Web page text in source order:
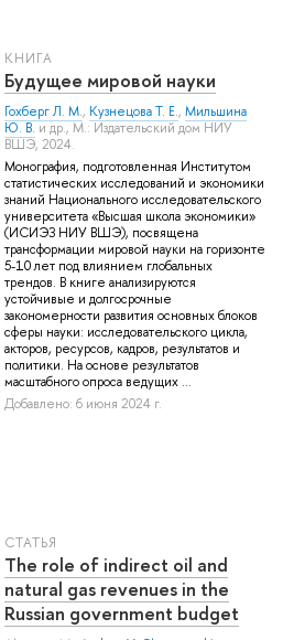
КНИГА
Будущее мировой науки
Гохберг Л. М., Кузнецова Т. Е., Мильшина
Ю. В. и др., М.: Издательский дом НИУ
ВШЭ, 2024.
Монография, подготовленная Институтом
статистических исследований и экономики
знаний Национального исследовательского
университета «Высшая школа экономики»
(ИСИЭЗ НИУ ВШЭ), посвящена
трансформации мировой науки на горизонте
5-10 лет под влиянием глобальных
трендов. В книге анализируются
устойчивые и долгосрочные
закономерности развития основных блоков
сферы науки: исследовательского цикла,
акторов, ресурсов, кадров, результатов и
политики. На основе результатов
масштабного опроса ведущих ...
Добавлено: 6 июня 2024 г.
СТАТЬЯ
The role of indirect oil and
natural gas revenues in the
Russian government budget